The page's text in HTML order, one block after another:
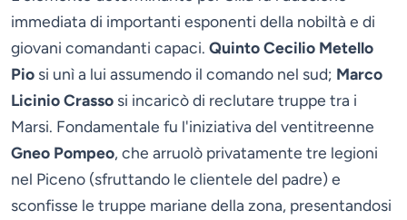
immediata di importanti esponenti della nobiltà e di
giovani comandanti capaci. Quinto Cecilio Metello
Pio si unì a lui assumendo il comando nel sud; Marco
Licinio Crasso si incaricò di reclutare truppe tra i
Marsi. Fondamentale fu l'iniziativa del ventitreenne
Gneo Pompeo, che arruolò privatamente tre legioni
nel Piceno (sfruttando le clientele del padre) e
sconfisse le truppe mariane della zona, presentandosi